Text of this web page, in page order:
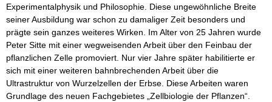
Experimentalphysik und Philosophie. Diese ungewöhnliche Breite
seiner Ausbildung war schon zu damaliger Zeit besonders und
prägte sein ganzes weiteres Wirken. Im Alter von 25 Jahren wurde
Peter Sitte mit einer wegweisenden Arbeit über den Feinbau der
pflanzlichen Zelle promoviert. Nur vier Jahre später habilitierte er
sich mit einer weiteren bahnbrechenden Arbeit über die
Ultrastruktur von Wurzelzellen der Erbse. Diese Arbeiten waren
Grundlage des neuen Fachgebietes „Zellbiologie der Pflanzen“.